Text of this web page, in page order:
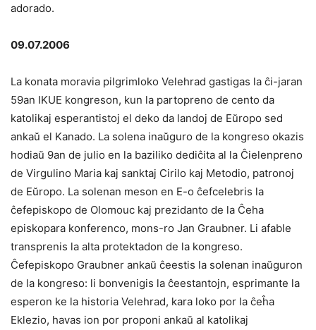
adorado.
09.07.2006
La konata moravia pilgrimloko Velehrad gastigas la ĉi-jaran
59an IKUE kongreson, kun la partopreno de cento da
katolikaj esperantistoj el deko da landoj de Eŭropo sed
ankaŭ el Kanado. La solena inaŭguro de la kongreso okazis
hodiaŭ 9an de julio en la baziliko dediĉita al la Ĉielenpreno
de Virgulino Maria kaj sanktaj Cirilo kaj Metodio, patronoj
de Eŭropo. La solenan meson en E-o ĉefcelebris la
ĉefepiskopo de Olomouc kaj prezidanto de la Ĉeha
episkopara konferenco, mons-ro Jan Graubner. Li afable
transprenis la alta protektadon de la kongreso.
Ĉefepiskopo Graubner ankaŭ ĉeestis la solenan inaŭguron
de la kongreso: li bonvenigis la ĉeestantojn, esprimante la
esperon ke la historia Velehrad, kara loko por la ĉeĥa
Eklezio, havas ion por proponi ankaŭ al katolikaj